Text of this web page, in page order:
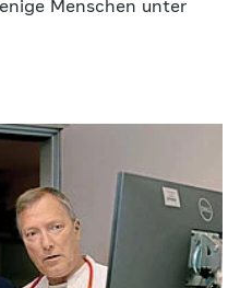
Menschen unter